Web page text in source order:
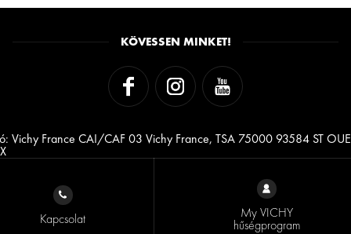
KÖVESSEN MINKET!
Vichy France CAI/CAF 03 Vichy France, TSA 75000 93584 ST
Kapcsolat My VICHY
hűségprogram